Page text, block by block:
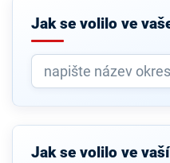
Jak se volilo ve
Jak se volilo ve